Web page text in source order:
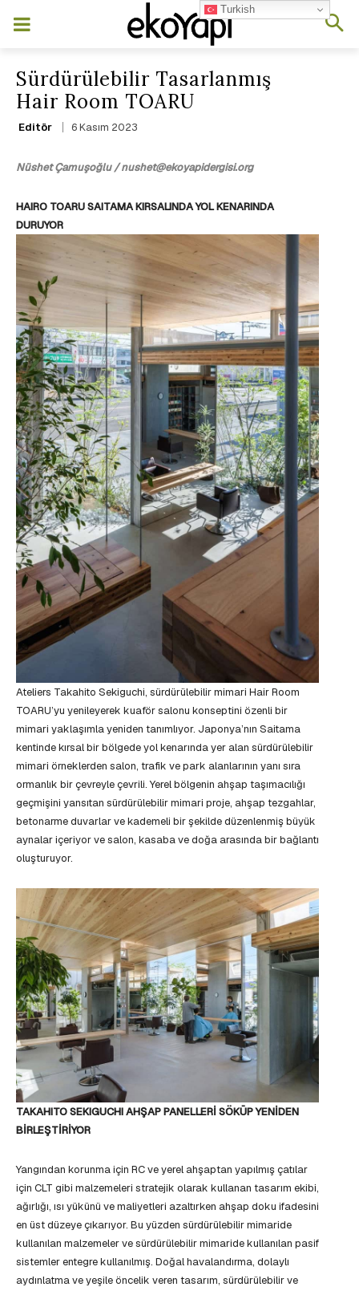
Sürdürülebilir Tasarlanmış
Hair Room TOARU
Editör 6 Kasım 2023
Nüshet Çamuşoğlu / nushet@ekoyapidergisi.org
HAIRO TOARU SAITAMA KIRSALINDA YOL KENARINDA
DURUYOR
Ateliers Takahito Sekiguchi, sürdürülebilir mimari Hair Room
TOARU’yu yenileyerek kuaför salonu konseptini özenli bir
mimari yaklaşımla yeniden tanımlıyor. Japonya’nın Saitama
kentinde kırsal bir bölgede yol kenarında yer alan sürdürülebilir
mimari örneklerden salon, trafik ve park alanlarının yanı sıra
ormanlık bir çevreyle çevrili. Yerel bölgenin ahşap taşımacılığı
geçmişini yansıtan sürdürülebilir mimari proje, ahşap tezgahlar,
betonarme duvarlar ve kademeli bir şekilde düzenlenmiş büyük
aynalar içeriyor ve salon, kasaba ve doğa arasında bir bağlantı
oluşturuyor.
TAKAHITO SEKIGUCHI AHŞAP PANELLERİ SÖKÜP YENİDEN
BİRLEŞTİRİYOR
Yangından korunma için RC ve yerel ahşaptan yapılmış çatılar
için CLT gibi malzemeleri stratejik olarak kullanan tasarım ekibi,
ağırlığı, ısı yükünü ve maliyetleri azaltırken ahşap doku ifadesini
en üst düzeye çıkarıyor. Bu yüzden sürdürülebilir mimaride
kullanılan malzemeler ve sürdürülebilir mimaride kullanılan pasif
sistemler entegre kullanılmış. Doğal havalandırma, dolaylı
aydınlatma ve yeşile öncelik veren tasarım, sürdürülebilir ve
Turkish